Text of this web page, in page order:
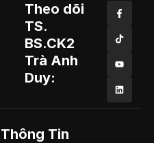
Theo dõi
TS.
BS.CK2
Trà Anh
Duy:
Thông Tin